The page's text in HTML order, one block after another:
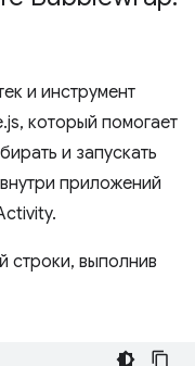
и инструмент
который помогает
и запускать
приложений
строки, выполнив